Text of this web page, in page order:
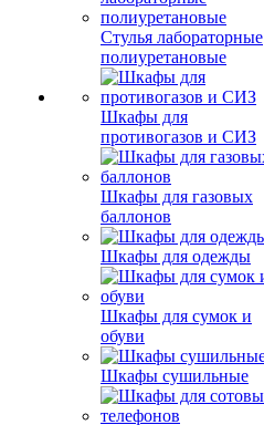
Стулья лабораторные
полиуретановые
Шкафы для
противогазов и СИЗ
Шкафы для газовых
баллонов
Шкафы для одежды
Шкафы для сумок и
обуви
Шкафы сушильные